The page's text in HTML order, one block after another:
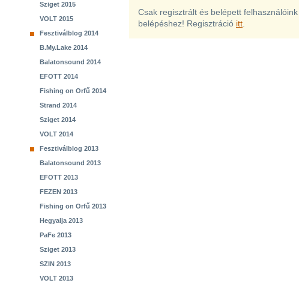
Sziget 2015
VOLT 2015
Fesztiválblog 2014
B.My.Lake 2014
Balatonsound 2014
EFOTT 2014
Fishing on Orfű 2014
Strand 2014
Sziget 2014
VOLT 2014
Fesztiválblog 2013
Balatonsound 2013
EFOTT 2013
FEZEN 2013
Fishing on Orfű 2013
Hegyalja 2013
PaFe 2013
Sziget 2013
SZIN 2013
VOLT 2013
Csak regisztrált és belépett
belépéshez! Regisztráció itt